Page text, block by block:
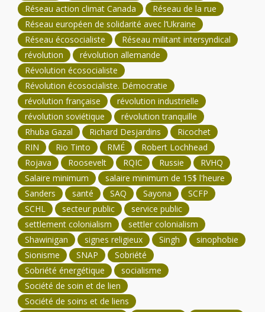
Réseau action climat Canada
Réseau de la rue
Réseau européen de solidarité avec l’Ukraine
Réseau écosocialiste
Réseau militant intersyndical
révolution
révolution allemande
Révolution écosocialiste
Révolution écosocialiste. Démocratie
révolution française
révolution industrielle
révolution soviétique
révolution tranquille
Rhuba Gazal
Richard Desjardins
Ricochet
RIN
Rio Tinto RMÉ
Robert Lochhead
Rojava
Roosevelt RQIC Russie
RVHQ
Salaire minimum
salaire minimum de 15$ l'heure
Sanders
santé SAQ Sayona
SCFP
SCHL
secteur public
service public
settlement colonialism
settler colonialism
Shawinigan
signes religieux Singh
sinophobie
Sionisme
SNAP
Sobriété
Sobriété énergétique
socialisme
Société de soin et de lien
Société de soins et de liens